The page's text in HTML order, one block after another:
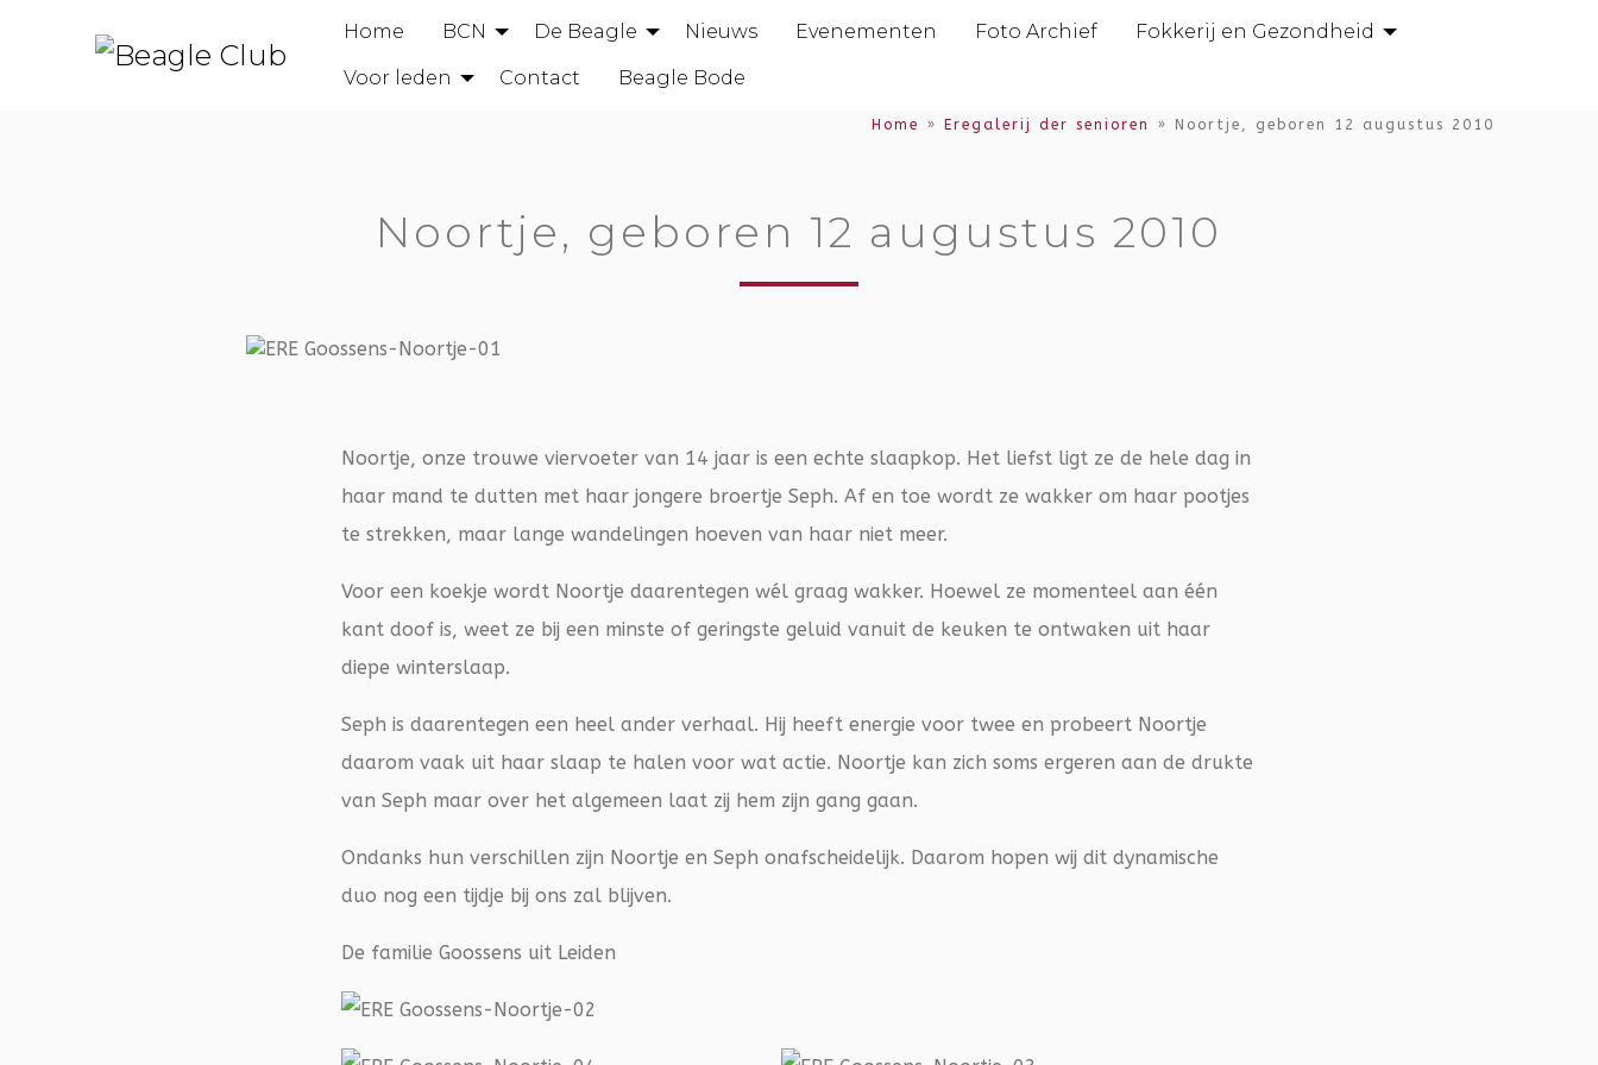
Home BCN De Beagle Nieuws Evenementen Foto Archief Fokkerij en Gezondheid
Voor leden Contact Beagle Bode
Home » Eregalerij der senioren » Noortje, geboren 12 augustus 2010
Noortje, geboren 12 augustus 2010
Noortje, onze trouwe viervoeter van 14 jaar is een echte slaapkop. Het liefst ligt ze de hele dag in
haar mand te dutten met haar jongere broertje Seph. Af en toe wordt ze wakker om haar pootjes
te strekken, maar lange wandelingen hoeven van haar niet meer.
Voor een koekje wordt Noortje daarentegen wél graag wakker. Hoewel ze momenteel aan één
kant doof is, weet ze bij een minste of geringste geluid vanuit de keuken te ontwaken uit haar
diepe winterslaap.
Seph is daarentegen een heel ander verhaal. Hij heeft energie voor twee en probeert Noortje
daarom vaak uit haar slaap te halen voor wat actie. Noortje kan zich soms ergeren aan de drukte
van Seph maar over het algemeen laat zij hem zijn gang gaan.
Ondanks hun verschillen zijn Noortje en Seph onafscheidelijk. Daarom hopen wij dit dynamische
duo nog een tijdje bij ons zal blijven.
De familie Goossens uit Leiden